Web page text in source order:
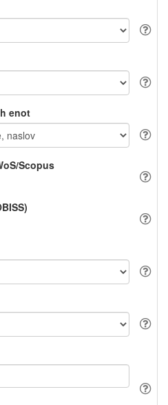
enot
Scopus